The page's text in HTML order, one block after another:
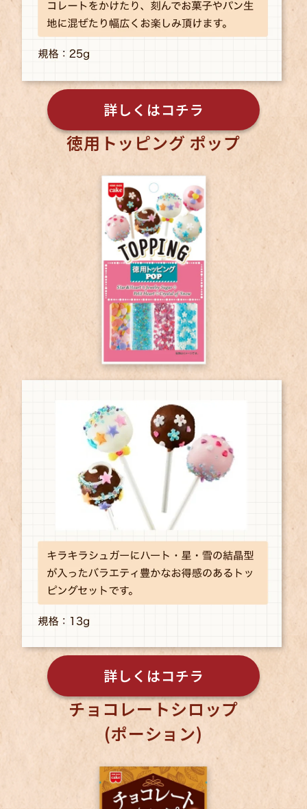
詳しくはコチラ
徳用トッピング ポップ
詳しくはコチラ
チョコレートシロップ
(ポーション)